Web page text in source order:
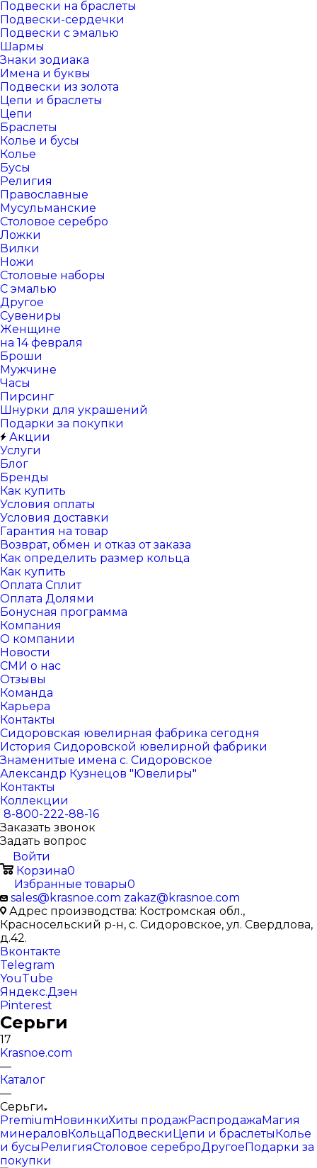
Подвески на браслеты
Подвески-сердечки
Подвески с эмалью
Шармы
Знаки зодиака
Имена и буквы
Подвески из золота
Цепи и браслеты
Цепи
Браслеты
Колье и бусы
Колье
Бусы
Религия
Православные
Мусульманские
Столовое серебро
Ложки
Вилки
Ножи
Столовые наборы
С эмалью
Другое
Сувениры
Женщине
на 14 февраля
Броши
Мужчине
Часы
Пирсинг
Шнурки для украшений
Подарки за покупки
Акции
Услуги
Блог
Бренды
Как купить
Условия оплаты
Условия доставки
Гарантия на товар
Возврат, обмен и отказ от заказа
Как определить размер кольца
Как купить
Оплата Сплит
Оплата Долями
Бонусная программа
Компания
О компании
Новости
СМИ о нас
Отзывы
Команда
Карьера
Контакты
Сидоровская ювелирная фабрика сегодня
История Сидоровской ювелирной фабрики
Знаменитые имена с. Сидоровское
Александр Кузнецов "Ювелиры"
Контакты
Коллекции
8-800-222-88-16
Заказать звонок
Задать вопрос
Войти
Корзина0
Избранные товары0
sales@krasnoe.com zakaz@krasnoe.com
Адрес производства: Костромская обл.,
Красносельский р-н, с. Сидоровское, ул. Свердлова,
д.42.
Вконтакте
Telegram
YouTube
Яндекс.Дзен
Pinterest
Серьги
17
Krasnoe.com
—
Каталог
—
Серьги
PremiumНовинкиХиты продажРаспродажаМагия
минераловКольцаПодвескиЦепи и браслетыКолье
и бусыРелигияСтоловое сереброДругоеПодарки за
покупки